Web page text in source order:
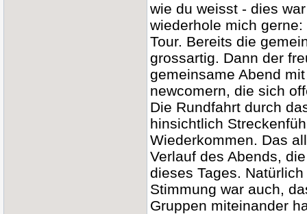
wie du weisst - dies
wiederhole mich
Tour. Bereits die
grossartig. Dann der
gemeinsame Abend
newcomern, die sich
Die Rundfahrt durch
hinsichtlich
Wiederkommen. Das
Verlauf des Abends,
dieses Tages.
Stimmung war auch,
Gruppen miteinander